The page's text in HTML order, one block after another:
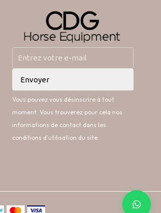
Vous pouvez vous désinscrire à tout
moment. Vous trouverez pour cela nos
informations de contact dans les
conditions d'utilisation du site.